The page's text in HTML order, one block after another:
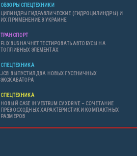
ОБЗОРЫ СПЕЦТЕХНИКИ
ЦИЛИНДРЫ ГИДРАВЛИЧЕСКИЕ (ГИДРОЦИЛИНДРЫ) И
ИХ ПРИМЕНЕНИЕ В УКРАИНЕ
ТРАНСПОРТ
FLIXBUS НАЧНЕТ ТЕСТИРОВАТЬ АВТОБУСЫ НА
ТОПЛИВНЫХ ЭЛЕМЕНТАХ
СПЕЦТЕХНИКА
JCB ВЫПУСТИЛ ДВА НОВЫХ ГУСЕНИЧНЫХ
ЭКСКАВАТОРА
СПЕЦТЕХНИКА
НОВЫЙ CASE IH VESTRUM CVXDRIVE – СОЧЕТАНИЕ
ПРЕВОСХОДНЫХ ХАРАКТЕРИСТИК И КОМПАКТНЫХ
РАЗМЕРОВ